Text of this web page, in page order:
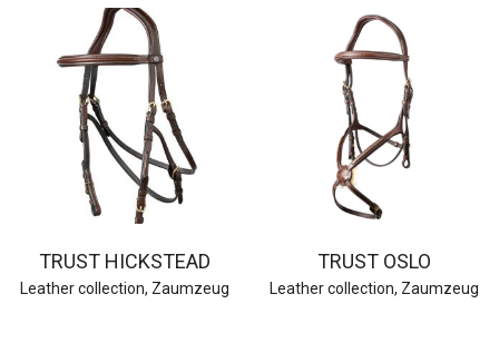
TRUST HICKSTEAD
Leather collection, Zaumzeug
TRUST OSLO
Leather collection, Zaumzeug